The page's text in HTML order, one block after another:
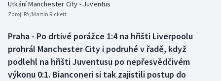
Biatlon
Box
Curling
Aplikace ČT sport
Utkání Manchester City - Juventus
Zdroj: PA/Martin Rickett
Praha - Po drtivé porážce 1:4 na hřišti Liverpoolu
prohrál Manchester City i podruhé v řadě, když
podlehl na hřišti Juventusu po nepřesvědčivém
výkonu 0:1. Bianconeri si tak zajistili postup do